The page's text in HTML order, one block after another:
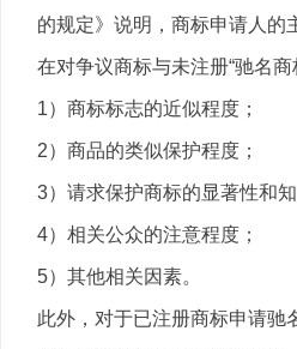
的规定》说明，商标申请人的
在对争议商标与未注册“驰名
1）商标标志的近似程度；
2）商品的类似保护程度；
3）请求保护商标的显著性和知
4）相关公众的注意程度；
5）其他相关因素。
此外，对于已注册商标申请驰